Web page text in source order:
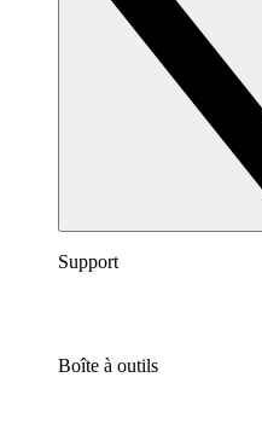
Support
Boîte à outils